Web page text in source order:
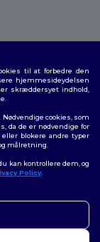
| Politik for
til at forbedre den
hjemmesideydelsen
skræddersyet indhold,
cookies, som
da de er nødvendige for
blokere andre typer
målretning.
kan kontrollere dem, og
Policy.